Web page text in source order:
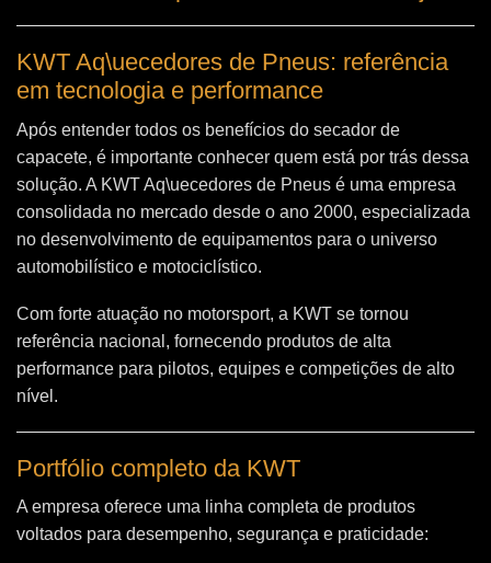
KWT Aq\uecedores de Pneus: referência
em tecnologia e performance
Após entender todos os benefícios do secador de
capacete, é importante conhecer quem está por trás dessa
solução. A KWT Aq\uecedores de Pneus é uma empresa
consolidada no mercado desde o ano 2000, especializada
no desenvolvimento de equipamentos para o universo
automobilístico e motociclístico.
Com forte atuação no motorsport, a KWT se tornou
referência nacional, fornecendo produtos de alta
performance para pilotos, equipes e competições de alto
nível.
Portfólio completo da KWT
A empresa oferece uma linha completa de produtos
voltados para desempenho, segurança e praticidade: